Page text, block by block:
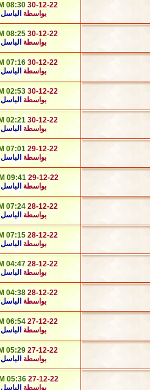
30-12-22
08:30 PM
بواسطة الباسل
30-12-22
08:25 PM
بواسطة الباسل
30-12-22
07:16 PM
بواسطة الباسل
30-12-22
02:53 PM
بواسطة الباسل
30-12-22
02:21 PM
بواسطة الباسل
29-12-22
07:01 PM
بواسطة الباسل
29-12-22
09:41 AM
بواسطة الباسل
28-12-22
07:24 PM
بواسطة الباسل
28-12-22
07:15 PM
بواسطة الباسل
28-12-22
04:47 PM
بواسطة الباسل
28-12-22
04:38 PM
بواسطة الباسل
27-12-22
06:54 PM
بواسطة الباسل
27-12-22
05:29 PM
بواسطة الباسل
27-12-22
05:36 AM
بواسطة الباسل